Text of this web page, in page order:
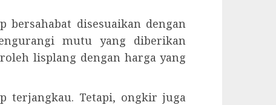
disesuaikan dengan
mutu yang diberikan
lisplang dengan harga yang
terjangkau. Tetapi, ongkir juga